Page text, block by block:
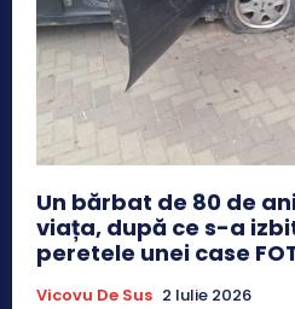
Un bărbat de 80 de
viața, după ce s-a
peretele unei case
Vicovu De Sus 2 Iulie 2026